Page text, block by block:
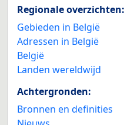
Regionale overzichten:
Gebieden in België
Adressen in België
België
Landen wereldwijd
Achtergronden:
Bronnen en definities